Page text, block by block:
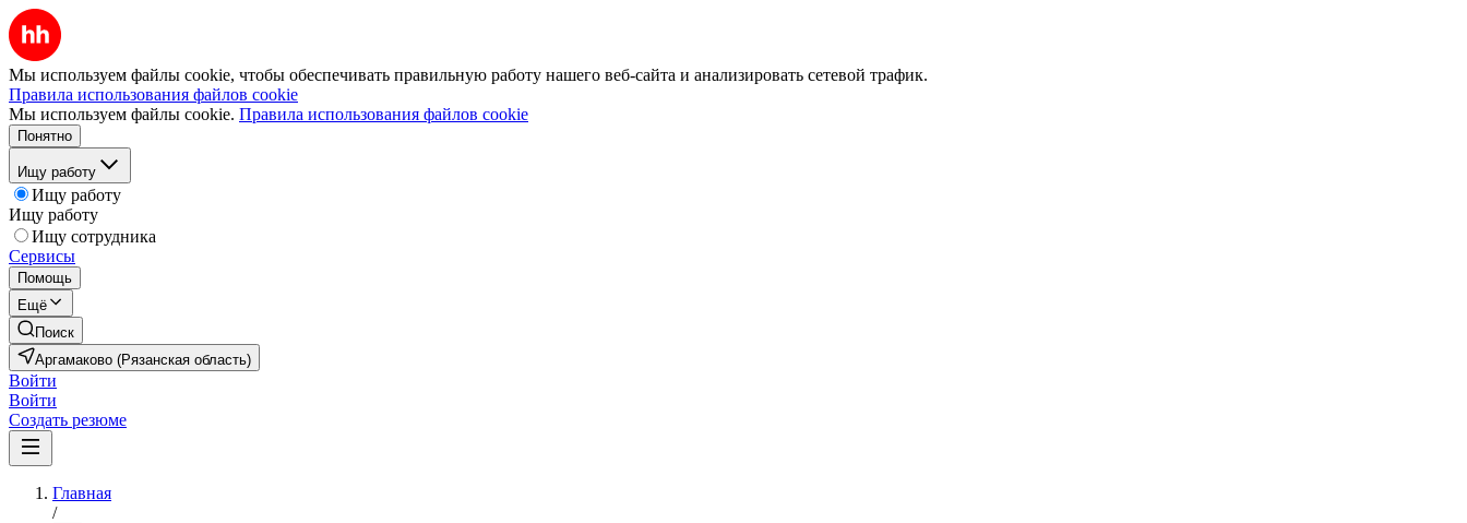
Мы используем файлы cookie, чтобы обеспечивать правильную работу нашего веб-сайта и анализировать сетевой трафик.
Правила использования файлов cookie
Мы используем файлы cookie. Правила использования файлов cookie
Понятно
Ищу работу
Ищу работу
Ищу работу
Ищу сотрудника
Сервисы
Помощь
Ещё
Поиск
Аргамаково (Рязанская область)
Войти
Войти
Создать резюме
Главная
/